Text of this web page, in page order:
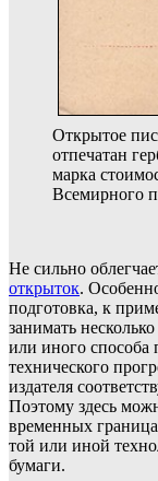
Открытое
отпечатан
марка
Всемирного
Не сильно
открыток.
подготовка, к
занимать
или иного способа
технического
издателя
Поэтому здесь
временных
той или иной
бумаги.